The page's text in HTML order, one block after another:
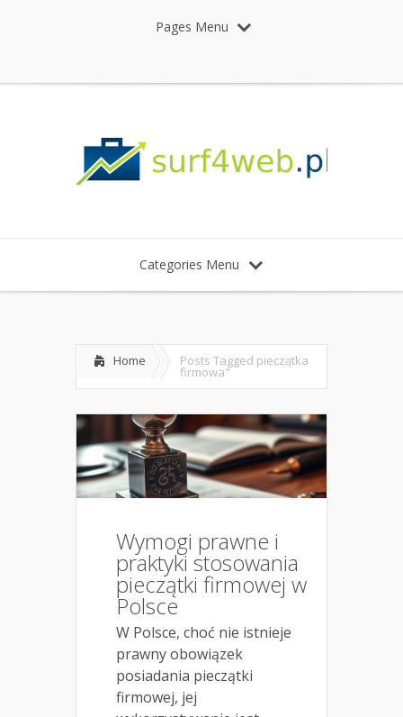
Pages Menu
Categories Menu
Home Posts Tagged pieczątka
firmowa"
Wymogi prawne i
praktyki stosowania
pieczątki firmowej w
Polsce
W Polsce, choć nie istnieje
prawny obowiązek
posiadania pieczątki
firmowej, jej